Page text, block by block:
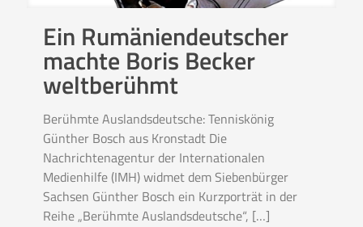
Ein Rumäniendeutscher
machte Boris Becker
weltberühmt
Berühmte Auslandsdeutsche: Tenniskönig
Günther Bosch aus Kronstadt Die
Nachrichtenagentur der Internationalen
Medienhilfe (IMH) widmet dem Siebenbürger
Sachsen Günther Bosch ein Kurzporträt in der
Reihe „Berühmte Auslandsdeutsche“, […]